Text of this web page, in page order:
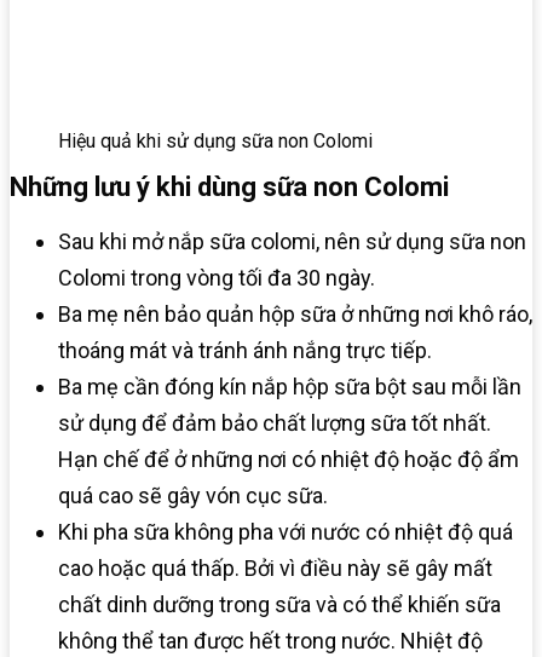
Hiệu quả khi sử dụng sữa non Colomi
Những lưu ý khi dùng sữa non Colomi
Sau khi mở nắp sữa colomi, nên sử dụng sữa non
Colomi trong vòng tối đa 30 ngày.
Ba mẹ nên bảo quản hộp sữa ở những nơi khô ráo,
thoáng mát và tránh ánh nắng trực tiếp.
Ba mẹ cần đóng kín nắp hộp sữa bột sau mỗi lần
sử dụng để đảm bảo chất lượng sữa tốt nhất.
Hạn chế để ở những nơi có nhiệt độ hoặc độ ẩm
quá cao sẽ gây vón cục sữa.
Khi pha sữa không pha với nước có nhiệt độ quá
cao hoặc quá thấp. Bởi vì điều này sẽ gây mất
chất dinh dưỡng trong sữa và có thể khiến sữa
không thể tan được hết trong nước. Nhiệt độ